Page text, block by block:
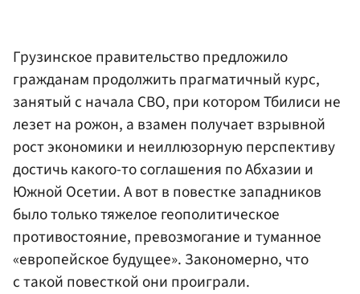
Грузинское правительство предложило
гражданам продолжить прагматичный курс,
занятый с начала СВО, при котором Тбилиси не
лезет на рожон, а взамен получает взрывной
рост экономики и неиллюзорную перспективу
достичь какого-то соглашения по Абхазии и
Южной Осетии. А вот в повестке западников
было только тяжелое геополитическое
противостояние, превозмогание и туманное
«европейское будущее». Закономерно, что
с такой повесткой они проиграли.